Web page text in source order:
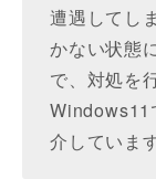
遭遇してし
かない状態
で、対処を
Windows11
介しています